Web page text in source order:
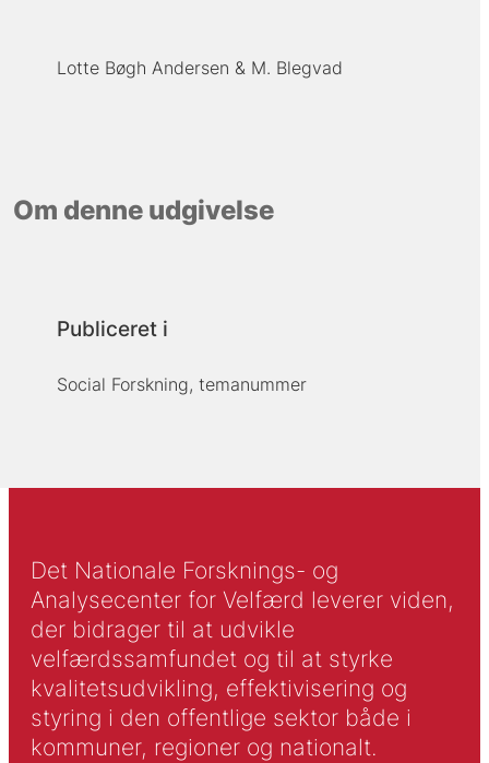
Lotte Bøgh Andersen M. Blegvad
Om denne udgivelse
Publiceret i
Social Forskning, temanummer
Det Nationale Forsknings- og
Analysecenter for Velfærd leverer viden,
der bidrager til at udvikle
velfærdssamfundet og til at styrke
kvalitetsudvikling, effektivisering og
styring i den offentlige sektor både i
kommuner, regioner og nationalt.